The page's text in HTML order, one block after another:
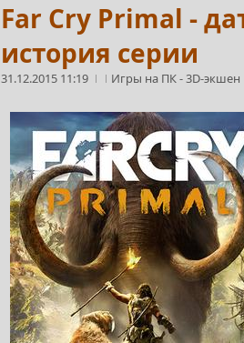
Far Cry Primal -
история серии
31.12.2015 11:19 Игры на ПК-3D-экшен